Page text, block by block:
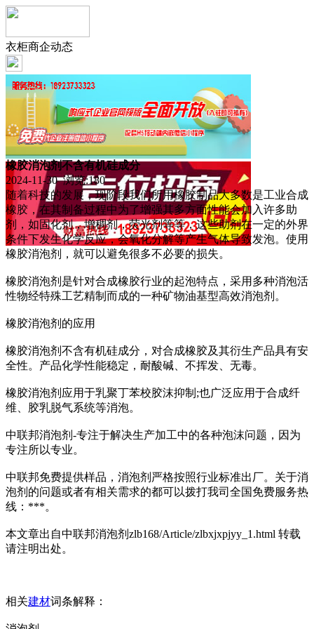
衣柜商企动态
橡胶消泡剂不含有机硅成分
2024-11-30 浏览:180
随着科技的发展，现阶段我们所用橡胶制品大多数是工业合成
橡胶，在其制备过程中为了增强其多方面性能会加入许多助
剂，如固化剂，增稠剂，荧光剂等等，这些助剂在一定的外界
条件下发生化学反应，会氧化分解等产生气体导致发泡。使用
橡胶消泡剂，就可以避免很多不必要的损失。
橡胶消泡剂是针对合成橡胶行业的起泡特点，采用多种消泡活
性物经特殊工艺精制而成的一种矿物油基型高效消泡剂。
橡胶消泡剂的应用
橡胶消泡剂不含有机硅成分，对合成橡胶及其衍生产品具有安
全性。产品化学性能稳定，耐酸碱、不挥发、无毒。
橡胶消泡剂应用于乳聚丁苯校胶沫抑制;也广泛应用于合成纤
维、胶乳脱气系统等消泡。
中联邦消泡剂-专注于解决生产加工中的各种泡沫问题，因为
专注所以专业。
中联邦免费提供样品，消泡剂严格按照行业标准出厂。关于消
泡剂的问题或者有相关需求的都可以拨打我司全国免费服务热
线：***。
本文章出自中联邦消泡剂zlb168/Article/zlbxjxpjyy_1.html 转载
请注明出处。
相关建材词条解释：